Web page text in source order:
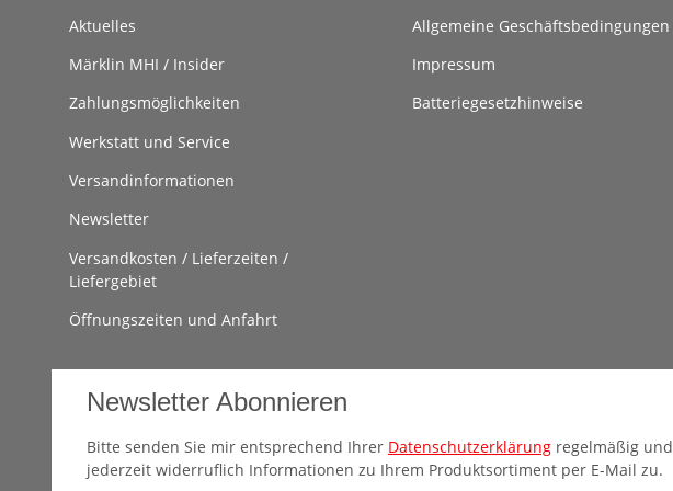
Aktuelles
Märklin MHI / Insider
Zahlungsmöglichkeiten
Werkstatt und Service
Versandinformationen
Newsletter
Versandkosten / Lieferzeiten /
Liefergebiet
Öffnungszeiten und Anfahrt
Allgemeine Geschäftsbedingungen
Impressum
Batteriegesetzhinweise
Newsletter Abonnieren
Bitte senden Sie mir entsprechend Ihrer Datenschutzerklärung regelmäßig und
jederzeit widerruflich Informationen zu Ihrem Produktsortiment per E-Mail zu.